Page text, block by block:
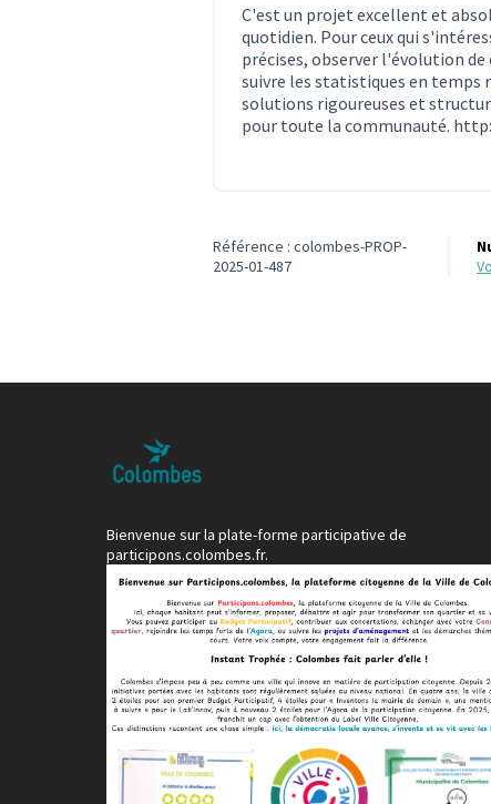
C'est un projet excellent et
quotidien. Pour ceux qui
précises, observer l'évolution
suivre les statistiques en temps
solutions rigoureuses et
pour toute la communauté.
Référence : colombes-PROP-
2025-01-487
Bienvenue sur la plate-forme participative de
participons.colombes.fr.